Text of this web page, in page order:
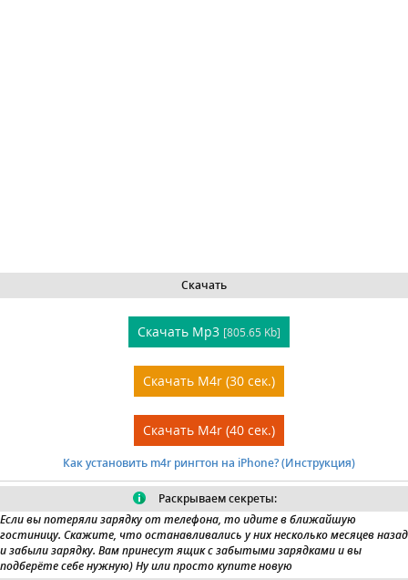
Скачать
Скачать Mp3 [805.65 Kb]
Скачать M4r (30 сек.)
Скачать M4r (40 сек.)
Как установить m4r рингтон на iPhone? (Инструкция)
Раскрываем секреты:
Если вы потеряли зарядку от телефона, то идите в ближайшую
гостиницу. Скажите, что останавливались у них несколько месяцев назад
и забыли зарядку. Вам принесутящик с забытыми зарядкамии вы
подберёте себе нужную) Ну или просто купите новую